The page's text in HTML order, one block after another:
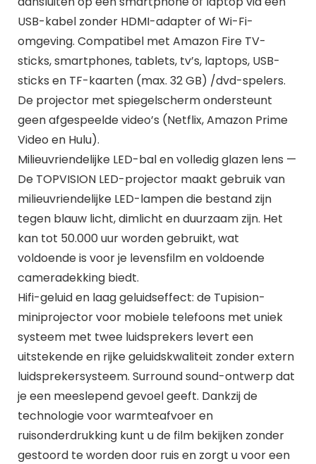
USB-kabel zonder HDMI-adapter of Wi-Fi-
omgeving. Compatibel met Amazon Fire TV-
sticks, smartphones, tablets, tv’s, laptops, USB-
sticks en TF-kaarten (max. 32 GB) /dvd-spelers.
De projector met spiegelscherm ondersteunt
geen afgespeelde video’s (Netflix, Amazon Prime
Video en Hulu).
Milieuvriendelijke LED-bal en volledig glazen lens —
De TOPVISION LED-projector maakt gebruik van
milieuvriendelijke LED-lampen die bestand zijn
tegen blauw licht, dimlicht en duurzaam zijn. Het
kan tot 50.000 uur worden gebruikt, wat
voldoende is voor je levensfilm en voldoende
cameradekking biedt.
Hifi-geluid en laag geluidseffect: de Tupision-
miniprojector voor mobiele telefoons met uniek
systeem met twee luidsprekers levert een
uitstekende en rijke geluidskwaliteit zonder extern
luidsprekersysteem. Surround sound-ontwerp dat
je een meeslepend gevoel geeft. Dankzij de
technologie voor warmteafvoer en
ruisonderdrukking kunt u de film bekijken zonder
gestoord te worden door ruis en zorgt u voor een